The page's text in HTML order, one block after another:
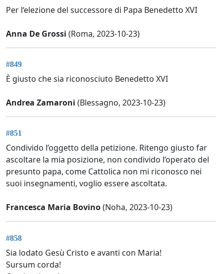
Per l‘elezione del successore di Papa Benedetto XVI
Anna De Grossi (Roma, 2023-10-23)
#849
È giusto che sia riconosciuto Benedetto XVI
Andrea Zamaroni (Blessagno, 2023-10-23)
#851
Condivido l’oggetto della petizione. Ritengo giusto far
ascoltare la mia posizione, non condivido l’operato del
presunto papa, come Cattolica non mi riconosco nei
suoi insegnamenti, voglio essere ascoltata.
Francesca Maria Bovino(Noha, 2023-10-23)
#858
Sia lodato Gesù Cristo e avanti con Maria!
Sursum corda!